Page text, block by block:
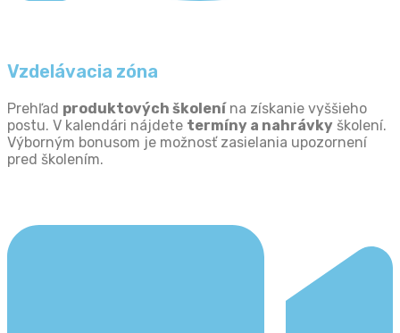
Vzdelávacia zóna
Prehľad produktových školenína získanie vyššieho
postu. V kalendári nájdete termíny a nahrávky školení.
Výborným bonusom je možnosť zasielania upozornení
pred školením.